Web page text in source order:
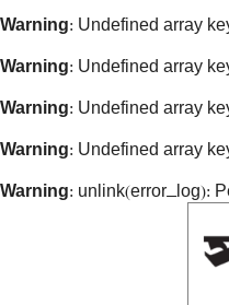
Warning: Undefined array
Warning: Undefined array
Warning: Undefined array
Warning: Undefined array
Warning: unlink(error_log):